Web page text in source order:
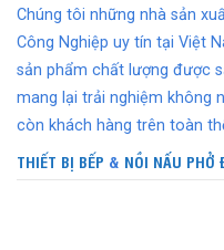
Chúng tôi những nhà sản
Công Nghiệp uy tín tại Việt
sản phẩm chất lượng được
mang lại trải nghiệm không
còn khách hàng trên toàn
THIẾT BỊ BẾP & NỒI NẤU PHỞ